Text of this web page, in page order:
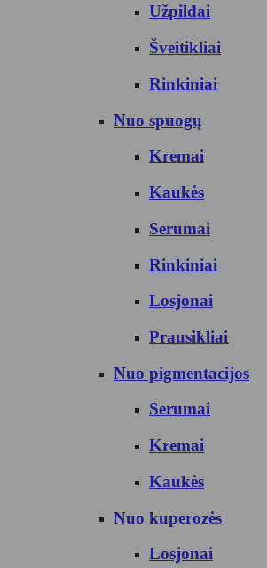
Užpildai
Šveitikliai
Rinkiniai
Nuo spuogų
Kremai
Kaukės
Serumai
Rinkiniai
Losjonai
Prausikliai
Nuo pigmentacijos
Serumai
Kremai
Kaukės
Nuo kuperozės
Losjonai